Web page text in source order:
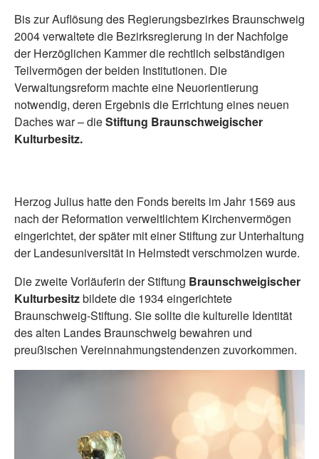
Bis zur Auflösung des Regierungsbezirkes Braunschweig
2004 verwaltete die Bezirksregierung in der Nachfolge
der Herzöglichen Kammer die rechtlich selbständigen
Teilvermögen der beiden Institutionen. Die
Verwaltungsreform machte eine Neuorientierung
notwendig, deren Ergebnis die Errichtung eines neuen
Daches war – dieStiftung Braunschweigischer
Kulturbesitz.
Herzog Julius hatte den Fonds bereits im Jahr 1569 aus
nach der Reformation verweltlichtem Kirchenvermögen
eingerichtet, der später mit einer Stiftung zur Unterhaltung
der Landesuniversität in Helmstedt verschmolzen wurde.
Die zweite Vorläuferin der Stiftung Braunschweigischer
Kulturbesitzbildete die 1934 eingerichtete
Braunschweig-Stiftung. Sie sollte die kulturelle Identität
des alten Landes Braunschweig bewahren und
preußischen Vereinnahmungstendenzen zuvorkommen.